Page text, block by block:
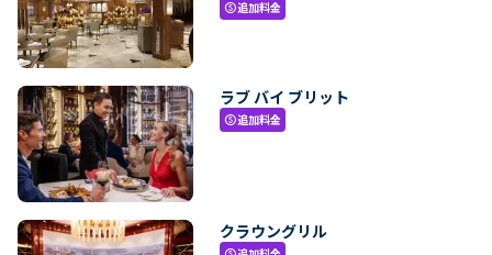
paid追加料金
ラブ バイ ブリット
paid追加料金
クラウングリル